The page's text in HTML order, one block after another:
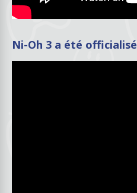
Ni-Oh 3 a été officialisé